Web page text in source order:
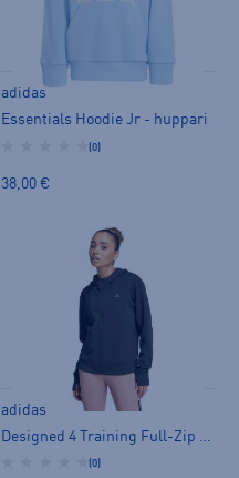
adidas
Essentials Hoodie Jr - huppari
(0)
38,00 €
adidas
(0)